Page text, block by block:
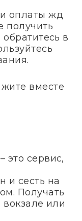
оплаты жд
получить
в
вместе
это сервис,
и сесть на
Получать
вокзале или